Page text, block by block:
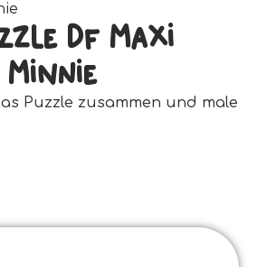
Df Maxi
Puzzle zusammen und male